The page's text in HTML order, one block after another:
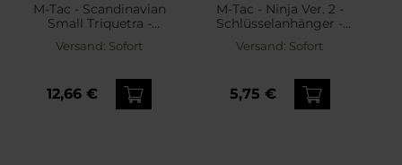
M-Tac - Scandinavian
Small Triquetra -
Degenband - Black
Versand: Sofort
12,66 €
M-Tac - Ninja Ver. 2 -
Schlüsselanhänger -
Versand: Sofort
5,75 €